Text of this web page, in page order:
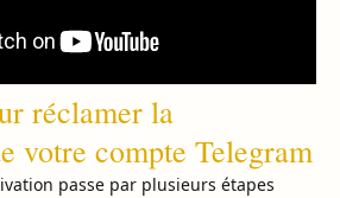
réclamer la
votre compte Telegram
passe par plusieurs étapes